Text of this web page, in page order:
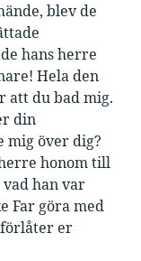
blev de
hans herre
Hela den
att du bad mig.
din
mig över dig?
honom till
han var
Far göra med
förlåter er